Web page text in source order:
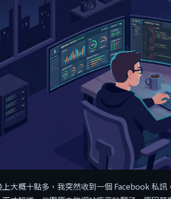
大概十點多，我突然收到一個 Facebook 私